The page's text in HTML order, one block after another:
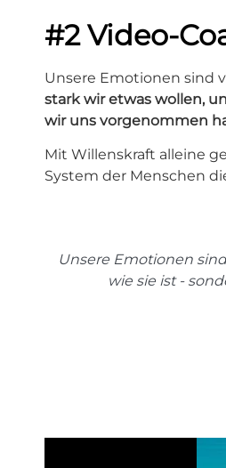
#2 Video-
Unsere Emotionen sind
stark wir etwas wollen,
wir uns vorgenommen
Mit Willenskraft alleine
System der Menschen
Unsere Emotionen
wie sie ist -